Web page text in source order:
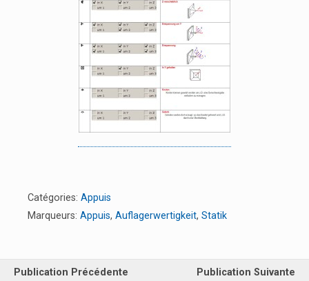
Catégories: Appuis
Marqueurs: Appuis, Auflagerwertigkeit, Statik
Publication Précédente Publication Suivante